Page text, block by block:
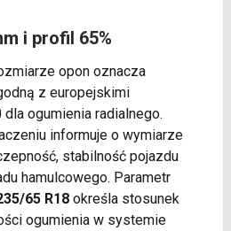
i profil 65%
opon oznacza
z europejskimi
dla ogumienia radialnego.
informuje o wymiarze
stabilność pojazdu
hamulcowego. Parametr
65 R18określa stosunek
ogumienia w systemie